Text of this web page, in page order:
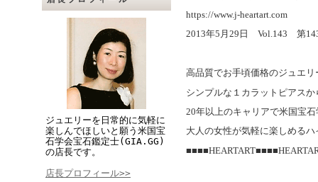
ジュエリーを日常的に気軽に
楽しんでほしいと願う米国宝
石学会宝石鑑定士(GIA.GG)
の店長です。
店長プロフィール>>
https://www.j-heartart.com
2013年5 月 29 日 Vol.143 第
高品質でお手頃価格のジュエ
シンプルな１カラットピアス
20年以上のキャリアで米国宝
大人の女性が気軽に楽しめる